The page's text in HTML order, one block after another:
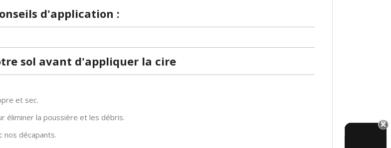
d'application :
sol avant d'appliquer la cire
et sec.
éliminer la poussière et les débris.
nos décapants.